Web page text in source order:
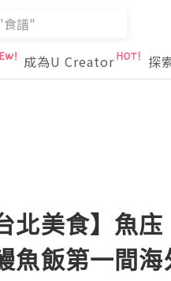
成為U Creator 探
台北美食】魚
魚飯第一間海